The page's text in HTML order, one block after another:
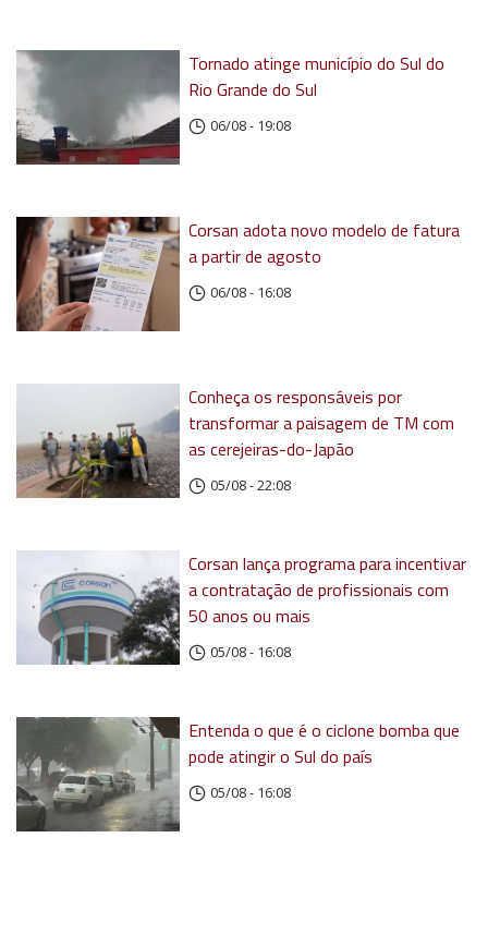
Tornado atinge município do Sul do
Rio Grande do Sul
06/08 - 19:08
Corsan adota novo modelo de fatura
a partir de agosto
06/08 - 16:08
Conheça os responsáveis por
transformar a paisagem de TM com
as cerejeiras-do-Japão
05/08 - 22:08
Corsan lança programa para incentivar
a contratação de profissionais com
50 anos ou mais
05/08 - 16:08
Entenda o que é o ciclone bomba que
pode atingir o Sul do país
05/08 - 16:08